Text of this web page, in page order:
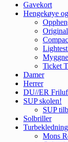
Gavekort
Hengekøye
Ticket
Damer
Herrer
DU//ER
SUP skolen!
SUP
Solbriller
Turbekledning
Mons